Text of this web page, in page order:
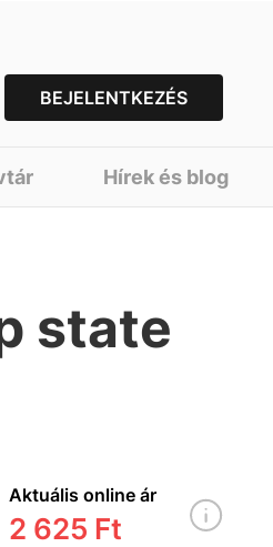
BEJELENTKEZÉS
Hírek és blog
state
Aktuális online ár
2 625 Ft